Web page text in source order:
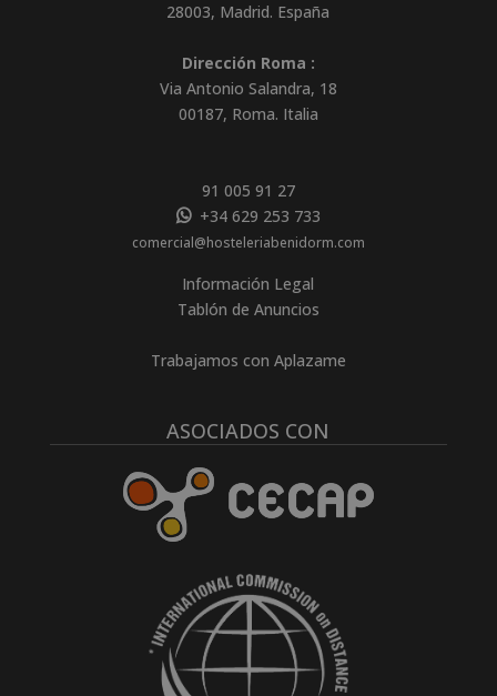
28003, Madrid. España
Dirección Roma :
Via Antonio Salandra, 18
00187, Roma. Italia
91 005 91 27
+34 629 253 733
comercial@hosteleriabenidorm.com
Información Legal
Tablón de Anuncios
Trabajamos con Aplazame
ASOCIADOS CON